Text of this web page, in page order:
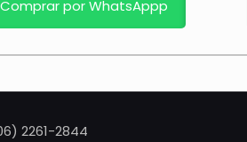
Comprar por WhatsAppp
2261-2844